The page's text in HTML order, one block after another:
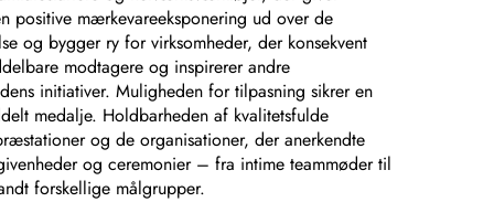
positive mærkevareeksponering ud over de
og bygger ry for virksomheder, der konsekvent
modtagere og inspirerer andre
initiativer. Muligheden for tilpasning sikrer en
medalje. Holdbarheden af kvalitetsfulde
og de organisationer, der anerkendte
og ceremonier – fra intime teammøder til
forskellige målgrupper.